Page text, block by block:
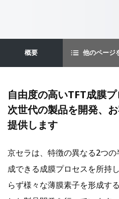
概要 他のページ
自由度の高いTFT成膜プ
次世代の製品を開発、
提供します
京セラは、特徴の異なる2つ
成できる成膜プロセスを所持
らず様々な薄膜素子を形成す